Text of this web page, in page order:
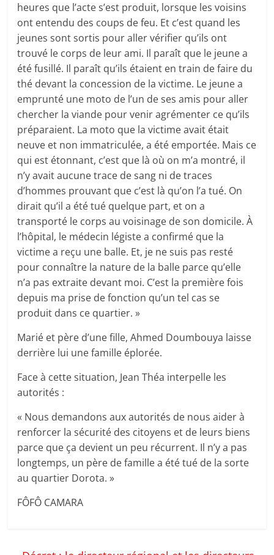
heures que l’acte s’est produit, lorsque les voisins
ont entendu des coups de feu. Et c’est quand les
jeunes sont sortis pour aller vérifier qu’ils ont
trouvé le corps de leur ami. Il paraît que le jeune a
été fusillé. Il paraît qu’ils étaient en train de faire du
thé devant la concession de la victime. Le jeune a
emprunté une moto de l’un de ses amis pour aller
chercher la viande pour venir agrémenter ce qu’ils
préparaient. La moto que la victime avait était
neuve et non immatriculée, a été emportée. Mais ce
qui est étonnant, c’est que là où on m’a montré, il
n’y avait aucune trace de sang ni de traces
d’hommes prouvant que c’est là qu’on l’a tué. On
dirait qu’il a été tué quelque part, et on a
transporté le corps au voisinage de son domicile. À
l’hôpital, le médecin légiste a confirmé que la
victime a reçu une balle. Et, je ne suis pas resté
pour connaître la nature de la balle parce qu’elle
n’a pas extraite devant moi. C’est la première fois
depuis ma prise de fonction qu’un tel cas se
produit dans ce quartier. »
Marié et père d’une fille, Ahmed Doumbouya laisse
derrière lui une famille éplorée.
Face à cette situation, Jean Théa interpelle les
autorités :
« Nous demandons aux autorités de nous aider à
renforcer la sécurité des citoyens et de leurs biens
parce que ça devient un peu récurrent. Il n’y a pas
longtemps, un père de famille a été tué de la sorte
au quartier Dorota. »
FÔFÔ CAMARA